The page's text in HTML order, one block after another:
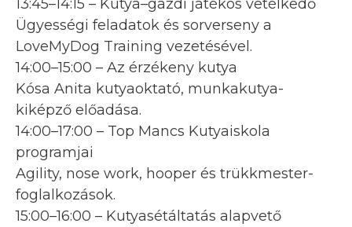
13:45–14:15 – Kutya–gazdi játékos vetélkedő
Ügyességi feladatok és sorverseny a
LoveMyDog Training vezetésével.
14:00–15:00 – Az érzékeny kutya
Kósa Anita kutyaoktató, munkakutya-
kiképző előadása.
14:00–17:00 – Top Mancs Kutyaiskola
programjai
Agility, nose work, hooper és trükkmester-
foglalkozások.
15:00–16:00 – Kutyasétáltatás alapvető